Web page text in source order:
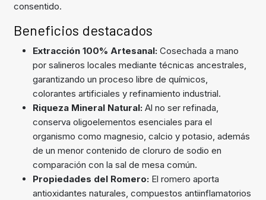
consentido.
Beneficios destacados
Extracción 100% Artesanal:Cosechada a mano
por salineros locales mediante técnicas ancestrales,
garantizando un proceso libre de químicos,
colorantes artificiales y refinamiento industrial.
Riqueza Mineral Natural:Al no ser refinada,
conserva oligoelementos esenciales para el
organismo como magnesio, calcio y potasio, además
de un menor contenido de cloruro de sodio en
comparación con la sal de mesa común.
Propiedades del Romero:El romero aporta
antioxidantes naturales, compuestos antiinflamatorios